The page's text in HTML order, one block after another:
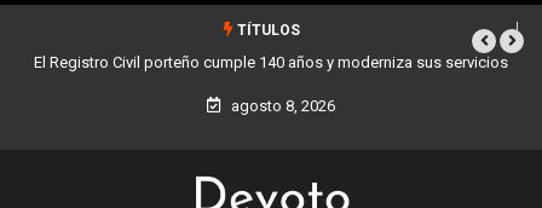
TÍTULOS
servicios Buenos Aires sumó 12 nuevos Bares Notables y ya son 90 en
la Ciudad
agosto 8, 2026